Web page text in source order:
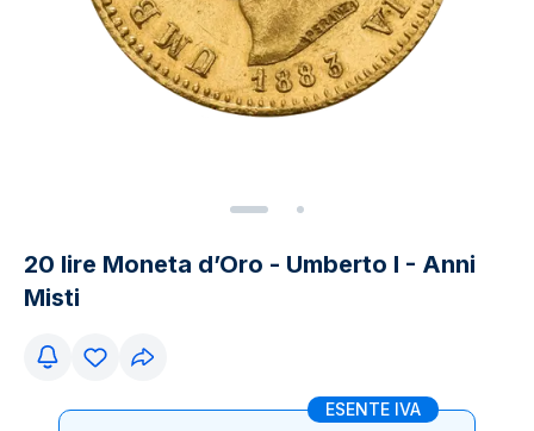
20 lire Moneta d’Oro - Umberto I - Anni
Misti
ESENTE IVA